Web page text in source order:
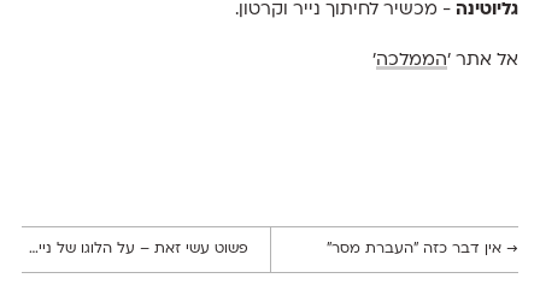
גליוטינה - מכשיר לחיתוך נייר וקרטון.
אל אתר 'הממלכה'
→אין דבר כזה ״העברת מסר״ פשוט עשי זאת – על הלוגו של נייקי